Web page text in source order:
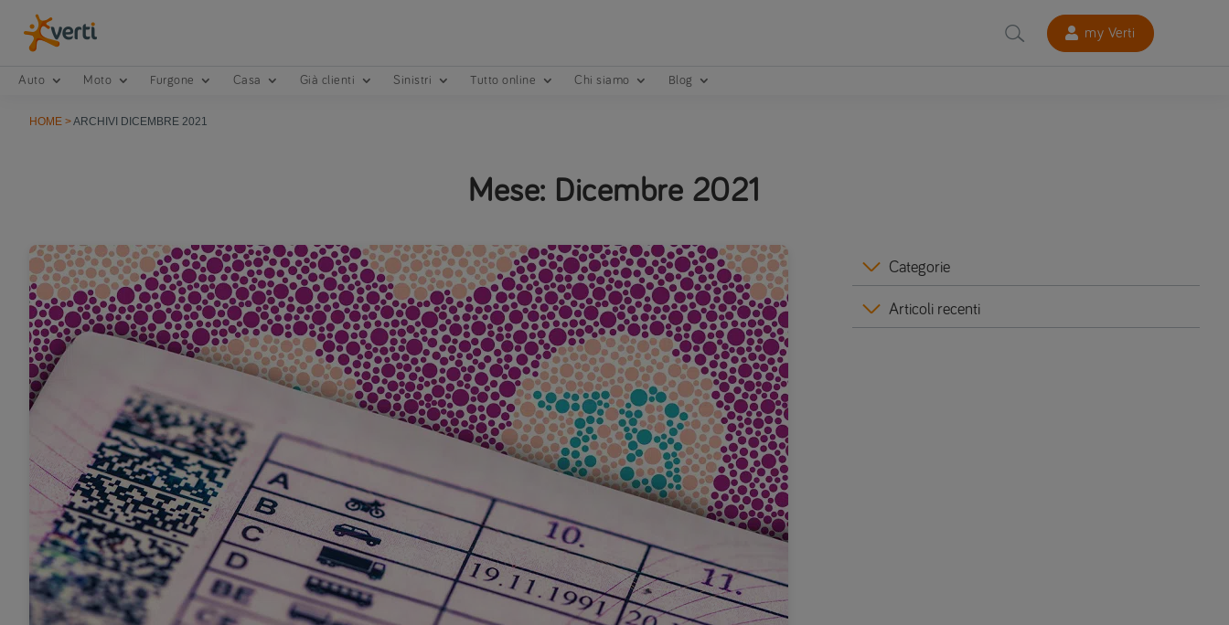
my Verti
Auto Moto Furgone Casa Già clienti Sinistri Tutto online Chi siamo Blog
HOME >ARCHIVI DICEMBRE 2021
Mese: Dicembre 2021
Categorie
Articoli recenti